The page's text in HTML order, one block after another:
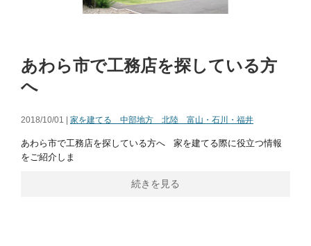
あわら市で工務店を探している方
へ
2018/10/01 | 家を建てる 中部地方 北陸 富山・石川・福井
あわら市で工務店を探している方へ 家を建てる際に役立つ情報
をご紹介しま
続きを見る